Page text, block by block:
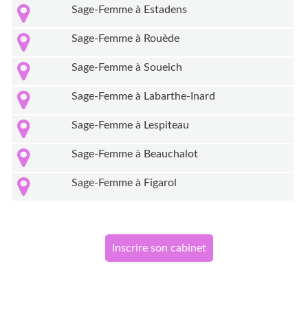
Sage-Femme à Estadens
Sage-Femme à Rouède
Sage-Femme à Soueich
Sage-Femme à Labarthe-Inard
Sage-Femme à Lespiteau
Sage-Femme à Beauchalot
Sage-Femme à Figarol
Inscrire son cabinet